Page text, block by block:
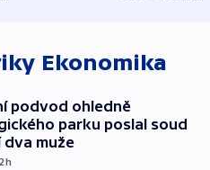
Ekonomika
podvod ohledně
parku poslal soud
dva muže
h